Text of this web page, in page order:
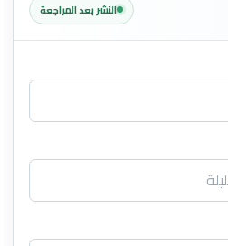
النشر بعد المراجعة